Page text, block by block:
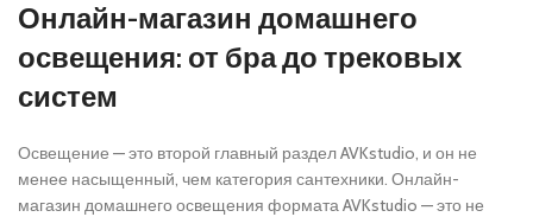
Онлайн-магазин домашнего
освещения: от бра до трековых
систем
Освещение — это второй главный раздел AVKstudio, и он не
менее насыщенный, чем категория сантехники. Онлайн-
магазин домашнего освещения формата AVKstudio — это не